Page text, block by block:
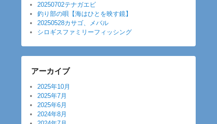
20250702テナガエビ
釣り部の唄【海はひとを映す鏡】
20250528カサゴ、メバル
シロギスファミリーフィッシング
アーカイブ
2025年10月
2025年7月
2025年6月
2024年8月